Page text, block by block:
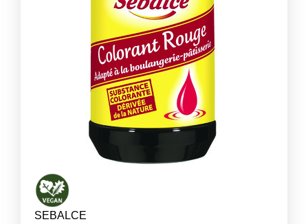
SEBALCE